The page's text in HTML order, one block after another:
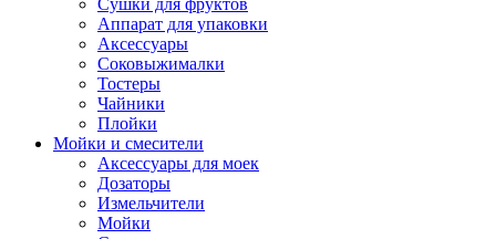
Аппарат для упаковки
Аксессуары
Соковыжималки
Тостеры
Чайники
Плойки
Мойки и смесители
Аксессуары для моек
Дозаторы
Измельчители
Мойки